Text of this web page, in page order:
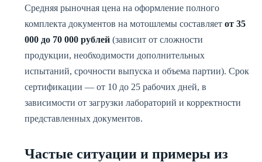
Средняя рыночная цена на оформление полного
комплекта документов на мотошлемы составляет от 35
000 до 70 000 рублей (зависит от сложности
продукции, необходимости дополнительных
испытаний, срочности выпуска и объема партии). Срок
сертификации — от 10 до 25 рабочих дней, в
зависимости от загрузки лабораторий и корректности
представленных документов.
Частые ситуации и примеры из